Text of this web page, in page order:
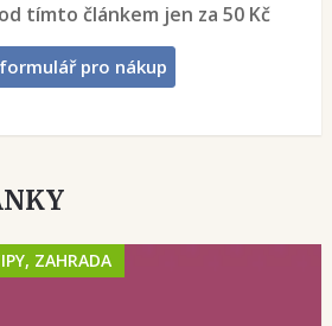
tímto článkem jen za 50 Kč
pro nákup
ZAHRADA